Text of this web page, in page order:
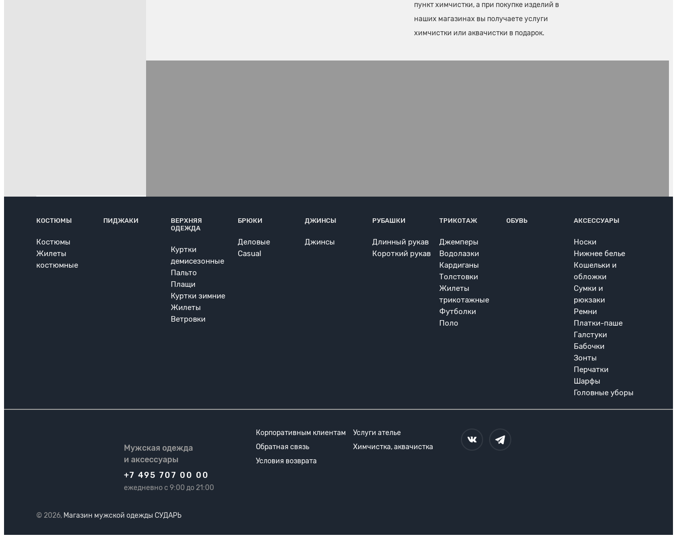
пункт химчистки, а при покупке изделий в
наших магазинах вы получаете услуги
химчистки или аквачистки в подарок.
КОСТЮМЫ
Костюмы
Жилеты
костюмные
ПИДЖАКИ
ВЕРХНЯЯ
ОДЕЖДА
Куртки
демисезонные
Пальто
Плащи
Куртки зимние
Жилеты
Ветровки
БРЮКИ
Деловые
Casual
ДЖИНСЫ
Джинсы
РУБАШКИ
Длинный рукав
Короткий рукав
ТРИКОТАЖ
Джемперы
Водолазки
Кардиганы
Толстовки
Жилеты
трикотажные
Футболки
Поло
ОБУВЬ АКСЕССУАРЫ
Носки
Нижнее белье
Кошельки и
обложки
Сумки и
рюкзаки
Ремни
Платки-паше
Галстуки
Бабочки
Зонты
Перчатки
Шарфы
Головные уборы
Мужская одежда
и аксессуары
+7 495 707 00 00
ежедневно с 9:00 до 21:00
Корпоративным клиентам
Услуги ателье
Обратная связь
Химчистка, аквачистка
Условия возврата
© 2026, Магазин мужской одежды СУДАРЬ